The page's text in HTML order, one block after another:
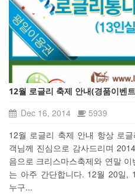
12월 로글리 축제 안내(경품이벤
Dec 16, 2014
5939
12월 로글리 축제 안내 항상 로
객님께 진심으로 감사드리며
음으로 크리스마스축제와 연말
는 아주 간단합니다. 12월 20일,
누구...